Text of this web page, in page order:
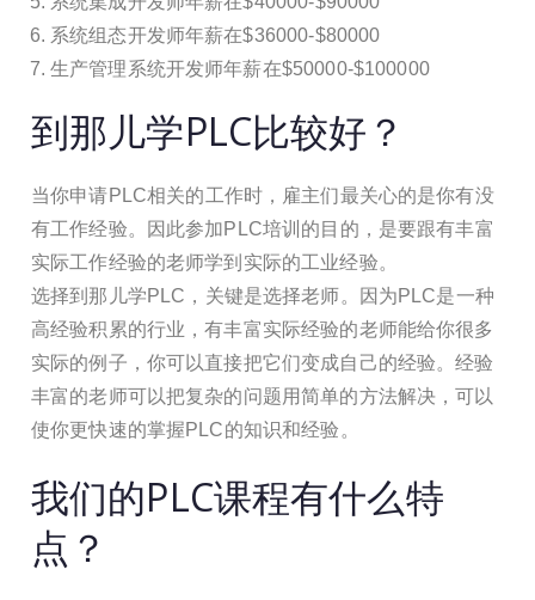
系统组态开发师年薪在$36000-$80000
生产管理系统开发师年薪在$50000-$100000
到那儿学PLC比较好？
当你申请PLC相关的工作时，雇主们最关心的是你有没
有工作经验。因此参加PLC培训的目的，是要跟有丰富
实际工作经验的老师学到实际的工业经验。
选择到那儿学PLC，关键是选择老师。因为PLC是一种
高经验积累的行业，有丰富实际经验的老师能给你很多
实际的例子，你可以直接把它们变成自己的经验。经验
丰富的老师可以把复杂的问题用简单的方法解决，可以
使你更快速的掌握PLC的知识和经验。
我们的PLC课程有什么特
点？